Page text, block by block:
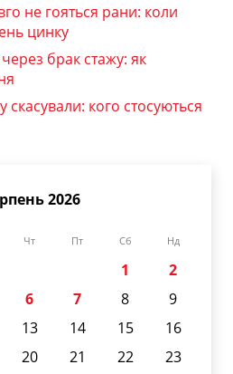
не гояться рани: коли
цинку
брак стажу: як
скасували: кого стосуються
2026
Чт Пт Сб Нд
1
2
6 7 8
9
13 14 15
16
20 21 22
23